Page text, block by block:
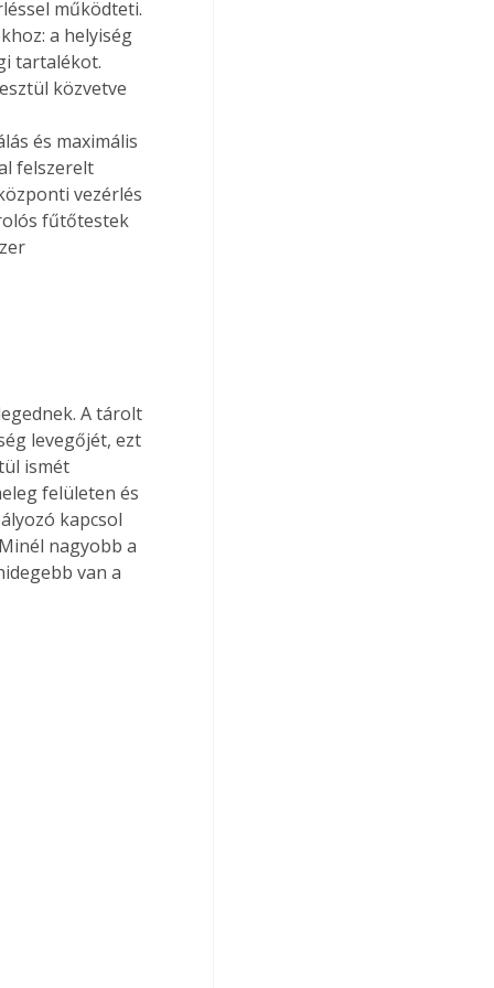
működteti.
a helyiség
tartalékot.
közvetve
és maximális
felszerelt
vezérlés
fűtőtestek
A tárolt
levegőjét, ezt
ismét
felületen és
kapcsol
nagyobb a
van a